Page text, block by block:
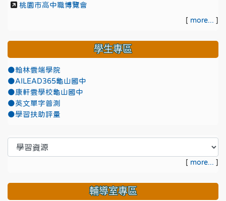
桃園市高中職博覽會
[ more... ]
學生專區
●翰林雲端學院
●AILEAD365龜山國中
●康軒雲學校龜山國中
●英文單字普測
●學習扶助評量
[ more... ]
輔導室專區